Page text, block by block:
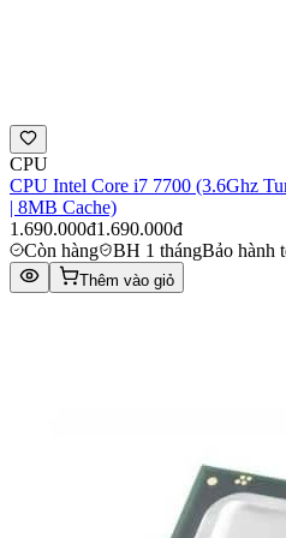
CPU
CPU Intel Core i7 7700 (3.6Ghz
| 8MB Cache)
1.690.000đ1.690.000đ
Còn hàng
BH 1 thángBảo hành
Thêm vào giỏ